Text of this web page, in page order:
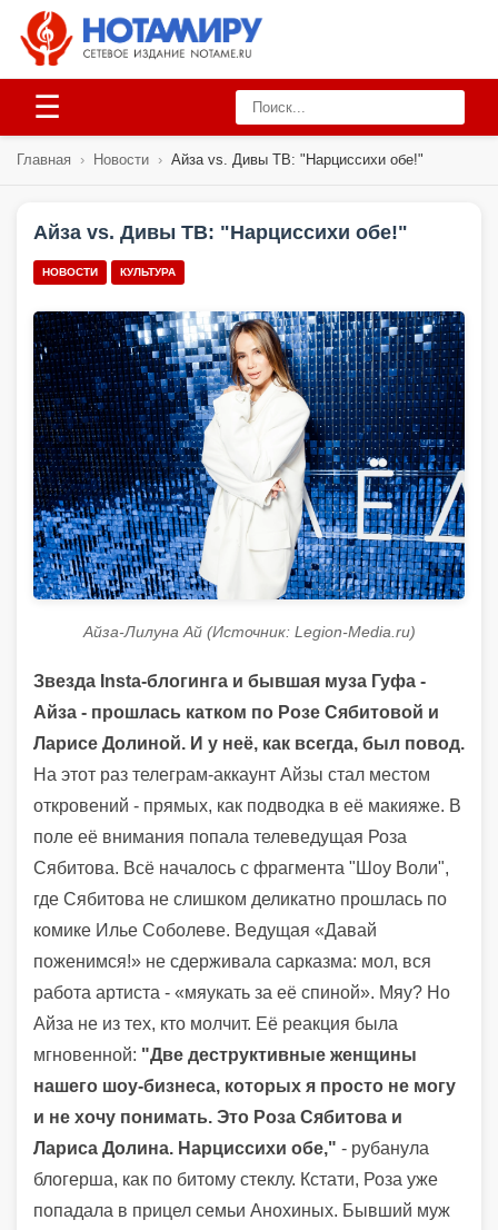
☰
Главная › Новости › Айза vs. Дивы ТВ: "Нарциссихи обе!"
Айза vs. Дивы ТВ: "Нарциссихи обе!"
НОВОСТИ КУЛЬТУРА
Айза-Лилуна Ай (Источник: Legion-Media.ru)
Звезда Insta-блогинга и бывшая муза Гуфа -
Айза - прошлась катком по Розе Сябитовой и
Ларисе Долиной. И у неё, как всегда, был повод.
На этот раз телеграм-аккаунт Айзы стал местом
откровений - прямых, как подводка в её макияже. В
поле её внимания попала телеведущая Роза
Сябитова. Всё началось с фрагмента "Шоу Воли",
где Сябитова не слишком деликатно прошлась по
комике Илье Соболеве. Ведущая «Давай
поженимся!» не сдерживала сарказма: мол, вся
работа артиста - «мяукать за её спиной». Мяу? Но
Айза не из тех, кто молчит. Её реакция была
мгновенной: "Две деструктивные женщины
нашего шоу-бизнеса, которых я просто не могу
и не хочу понимать. Это Роза Сябитова и
Лариса Долина. Нарциссихи обе," - рубанула
блогерша, как по битому стеклу. Кстати, Роза уже
попадала в прицел семьи Анохиных. Бывший муж